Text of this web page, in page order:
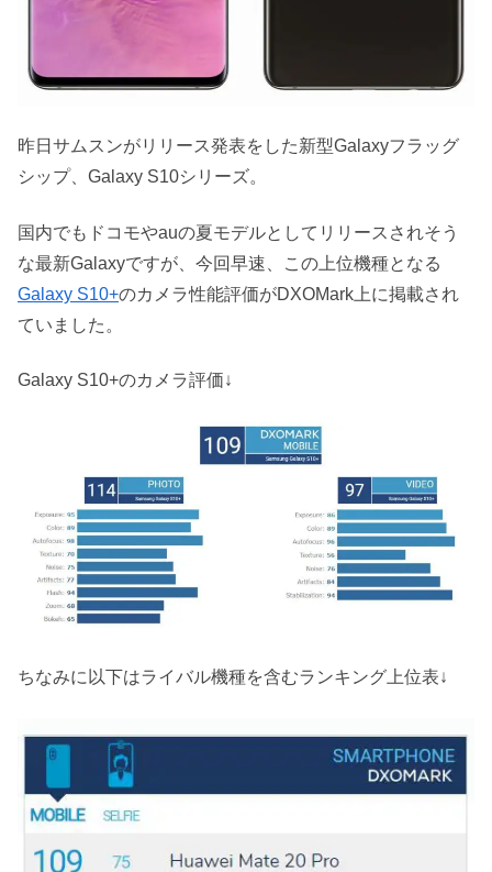
昨日サムスンがリリース発表をした新型Galaxyフラッグ
シップ、Galaxy S10シリーズ。
国内でもドコモやauの夏モデルとしてリリースされそう
な最新Galaxyですが、今回早速、この上位機種となる
Galaxy S10+のカメラ性能評価がDXOMark上に掲載され
ていました。
Galaxy S10+のカメラ評価↓
ちなみに以下はライバル機種を含むランキング上位表↓